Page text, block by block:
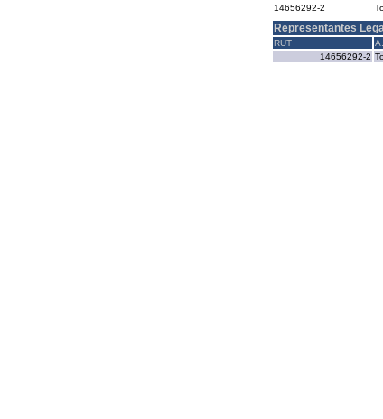
14656292-2
Representantes
RUT
14656292-2